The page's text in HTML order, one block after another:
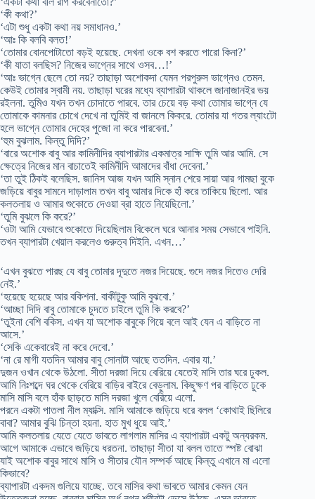
‘কী কথা?’
‘এটা শুধু একটা কথা নয় সমাধানও.’
‘আঃ কি বলবি বলত!’
‘তোমার বোনপোটাতো বড়ই হয়েছে. দেখনা ওকে বশ করতে পারো কিনা?’
‘কী যাতা বলছিস? নিজের ভাগ্নের সাথে ওসব…!’
‘আঃ ভাগ্নে ছেলে তো নয়? তাছাড়া অশোকদা যেমন পরপুরুস ভাগ্নেও তেমন.
কেউই তোমার স্বামী নয়. তাছাড়া ঘরের মধ্যে ব্যাপারটা থাকলে জানাজানইর ভয়
রইলনা. তুমিও যখন তখন চোদাতে পারবে. তার চেয়ে বড় কথা তোমার ভাগ্নে যে
তোমাকে কামনার চোখে দেখে না তুমিই বা জানলে কিকরে. তোমার যা গতর ল্যাংটো
হলে ভাগ্নে তোমার দেহের পুজো না করে পারবেনা.’
‘হুম বুঝলাম. কিন্তু দিদি?’
‘বারে অশোক বাবু আর কামিনীদির ব্যাপারটার একমাত্র সাক্ষি তুমি আর আমি. সে
ক্ষেত্রে নিজের মান বাচাতেই কামিনীদি আমাদের বাঁধা দেবেনা.’
‘তা তুই ঠিকই বলেছিস. জানিস আজ যখন আমি স্নান শেরে সায়া আর গামছা বুকে
জড়িয়ে বাবুর সামনে দাড়ালাম তখন বাবু আমার দিকে হাঁ করে তাকিয়ে ছিলো. আর
কলতলায় ও আমার শুকোতে দেওয়া ব্রা হাতে নিয়েছিলো.’
‘তুমি বুঝলে কি করে?’
‘ওটা আমি যেভাবে শুকোতে দিয়েছিলাম বিকেলে ঘরে আনার সময় সেভাবে পাইনি.
তখন ব্যাপারটা খেয়াল করলেও গুরুত্ব দিইনি. এখন…’
‘এখন বুঝতে পারছ যে বাবু তোমার দূদুতে নজর দিয়েছে. গুদে নজর দিতেও দেরি
নেই.’
‘হয়েছে হয়েছে আর বকিশনা. বাকীটুকু আমি বুঝবো.’
‘আচ্ছা দিদি বাবু তোমাকে চুদতে চাইলে তুমি কি করবে?’
‘তুইনা বেশি বকিস. এখন যা অশোক বাবুকে গিয়ে বলে আই যেন এ বাড়িতে না
আসে.’
‘সেকি একেবারেই না করে দেবো.’
‘না রে মাগী যতদিন আমার বাবু সোনাটা আছে ততদিন. এবার যা.’
দুজন ওখান থেকে উঠলো. সীতা দরজা দিয়ে বেরিয়ে যেতেই মাসি তার ঘরে ঢুকল.
আমি নিঃশব্দে ঘর থেকে বেরিয়ে বাড়ির বাইরে বেড়ুলাম. কিছুক্ষণ পর বাড়িতে ঢুকে
মাসি মাসি বলে হাঁক ছাড়তে মাসি দরজা খুলে বেরিয়ে এলো.
পরনে একটা পাতলা নীল ম্যাক্সি. মাসি আমাকে জড়িয়ে ধরে বলল ‘কোথাই ছিলিরে
বাবা? আমার বুঝি চিন্তা হয়না. হাত মুখ ধুয়ে আই.’
আমি কলতলায় যেতে যেতে ভাবতে লাগলাম মাসির এ ব্যাপারটা একটু অন্যরকম.
আগে আমাকে এভাবে জড়িয়ে ধরতনা. তাছাড়া সীতা যা বলল তাতে স্পষ্ট বোঝা
যাই অশোক বাবুর সাথে মাসি ও সীতার যৌন সম্পর্ক আছে কিন্তু এখানে মা এলো
কিভাবে?
ব্যাপারটা একদম গুলিয়ে যাচ্ছে. তবে মাসির কথা ভাবতে আমার কেমন যেন